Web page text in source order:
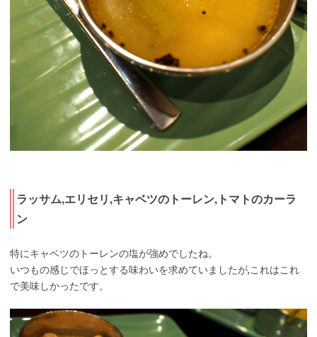
ラッサム,エリセリ,キャベツのトーレン,トマトのカーラ
ン
特にキャベツのトーレンの塩が強めでしたね。
いつもの感じでほっとする味わいを求めていましたが,これはこれ
で美味しかったです。